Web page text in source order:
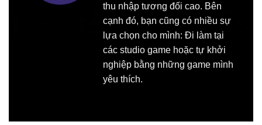
thu nhập tương đối cao. Bên
cạnh đó, bạn cũng có nhiều sự
lựa chọn cho mình: Đi làm tại
các studio game hoặc tự khởi
nghiệp bằng những game mình
yêu thích.